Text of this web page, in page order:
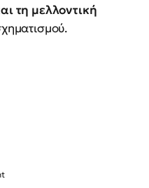
τη μελλοντική